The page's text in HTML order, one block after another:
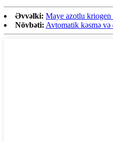
Əvvəlki: Maye azotlu kriogen
Növbəti: Avtomatik kəsmə və